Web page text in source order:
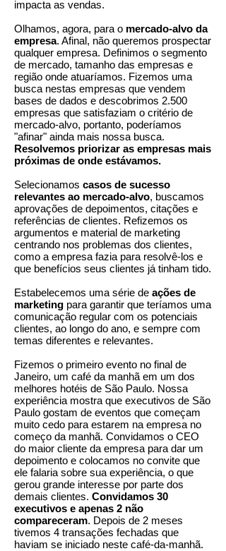
impacta as vendas.
Olhamos, agora, para o mercado-alvo da
empresa. Afinal, não queremos prospectar
qualquer empresa. Definimos o segmento
de mercado, tamanho das empresas e
região onde atuaríamos. Fizemos uma
busca nestas empresas que vendem
bases de dados e descobrimos 2.500
empresas que satisfaziam o critério de
mercado-alvo, portanto, poderíamos
"afinar" ainda mais nossa busca.
Resolvemos priorizar as empresas mais
próximas de onde estávamos.
Selecionamos casos de sucesso
relevantes ao mercado-alvo, buscamos
aprovações de depoimentos, citações e
referências de clientes. Refizemos os
argumentos e material de marketing
centrando nos problemas dos clientes,
como a empresa fazia para resolvê-los e
que benefícios seus clientes já tinham tido.
Estabelecemos uma série de ações de
marketing para garantir que teríamos uma
comunicação regular com os potenciais
clientes, ao longo do ano, e sempre com
temas diferentes e relevantes.
Fizemos o primeiro evento no final de
Janeiro, um café da manhã em um dos
melhores hotéis de São Paulo. Nossa
experiência mostra que executivos de São
Paulo gostam de eventos que começam
muito cedo para estarem na empresa no
começo da manhã. Convidamos o CEO
do maior cliente da empresa para dar um
depoimento e colocamos no convite que
ele falaria sobre sua experiência, o que
gerou grande interesse por parte dos
demais clientes. Convidamos 30
executivos e apenas 2 não
compareceram. Depois de 2 meses
tivemos 4 transações fechadas que
haviam se iniciado neste café-da-manhã.